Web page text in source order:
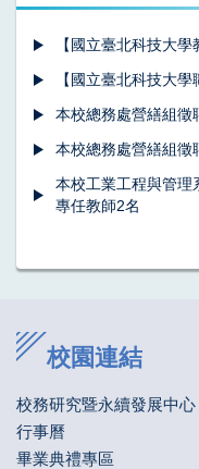
【國立臺北科技大學
【國立臺北科技大學
本校總務處營繕組徵
本校總務處營繕組徵
本校工業工程與管理
專任教師2名
校園連結
校務研究暨永續發展中心
行事曆
畢業典禮專區